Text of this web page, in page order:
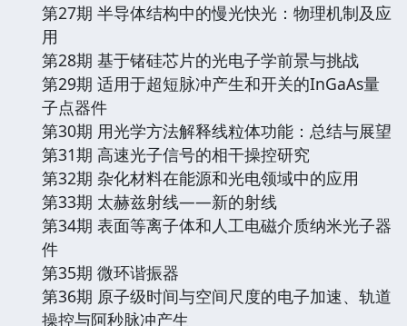
第27期 半导体结构中的慢光快光：物理机制及应
用
第28期 基于锗硅芯片的光电子学前景与挑战
第29期 适用于超短脉冲产生和开关的InGaAs量
子点器件
第30期 用光学方法解释线粒体功能：总结与展望
第31期 高速光子信号的相干操控研究
第32期 杂化材料在能源和光电领域中的应用
第33期 太赫兹射线——新的射线
第34期 表面等离子体和人工电磁介质纳米光子器
件
第35期 微环谐振器
第36期 原子级时间与空间尺度的电子加速、轨道
操控与阿秒脉冲产生